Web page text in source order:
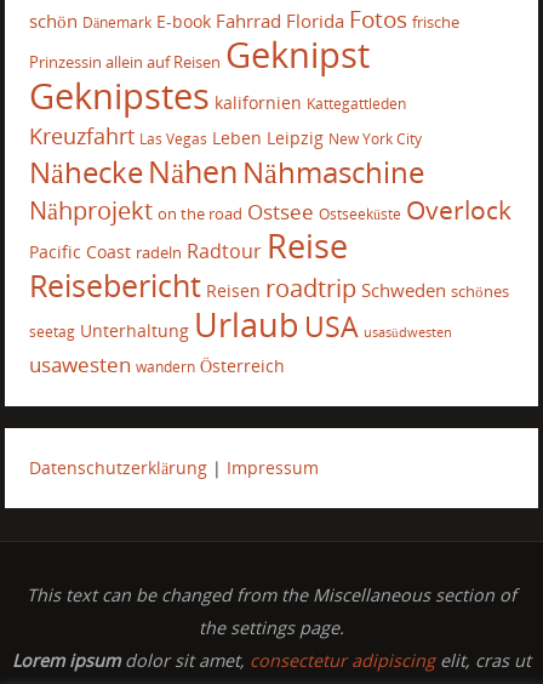
schön Dänemark E-book Fahrrad Florida Fotos frische
Prinzessin allein auf Reisen Geknipst
Geknipstes kalifornien Kattegattleden
Kreuzfahrt Las Vegas Leben Leipzig New York City
NäheckeNähen Nähmaschine
Nähprojekt on the road Ostsee Ostseeküste Overlock
Pacific Coast radeln Radtour Reise
Reisebericht Reisen roadtrip Schweden schönes
seetag Unterhaltung Urlaub USA usasüdwesten
usawesten wandern Österreich
Datenschutzerklärung | Impressum
This text can be changed from the Miscellaneous section of
the settings page.
Lorem ipsumdolor sit amet, consectetur adipiscingelit, cras ut